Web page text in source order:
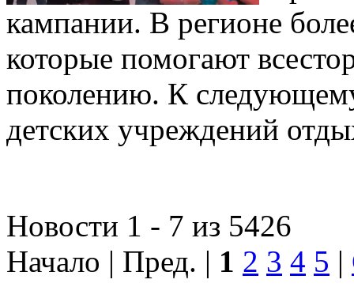
кампании. В регионе
которые помогают
поколению. К
детских учреждений
Новости 1 - 7 из 5426
Начало | Пред. | 1 2 3 4 5 |